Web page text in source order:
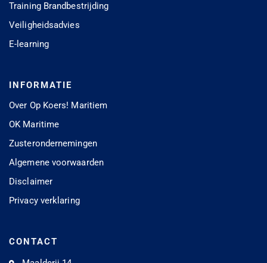
Training Brandbestrijding
Veiligheidsadvies
E-learning
INFORMATIE
Over Op Koers! Maritiem
OK Maritime
Zusterondernemingen
Algemene voorwaarden
Disclaimer
Privacy verklaring
CONTACT